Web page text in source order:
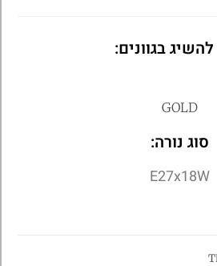
להשיג בגוונים:
GOLD
סוג נורה:
E27x18W